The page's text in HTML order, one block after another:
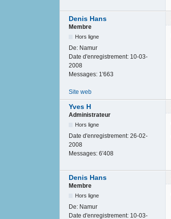
Denis Hans
Membre
Hors ligne
De: Namur
Date d'enregistrement: 10-03-
2008
Messages: 1'663
Site web
Yves H
Administrateur
Hors ligne
Date d'enregistrement: 26-02-
2008
Messages: 6'408
Denis Hans
Membre
Hors ligne
De: Namur
Date d'enregistrement: 10-03-